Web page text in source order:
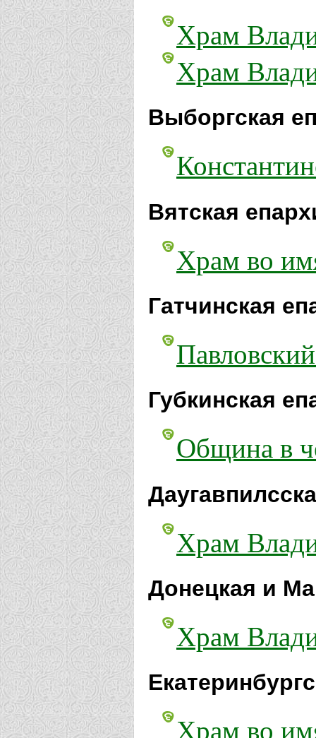
Храм
Храм
Выборгская
Вятская
Храм во
Гатчинская
Губкинская
Община в
Храм
Донецкая и
Храм
Храм во